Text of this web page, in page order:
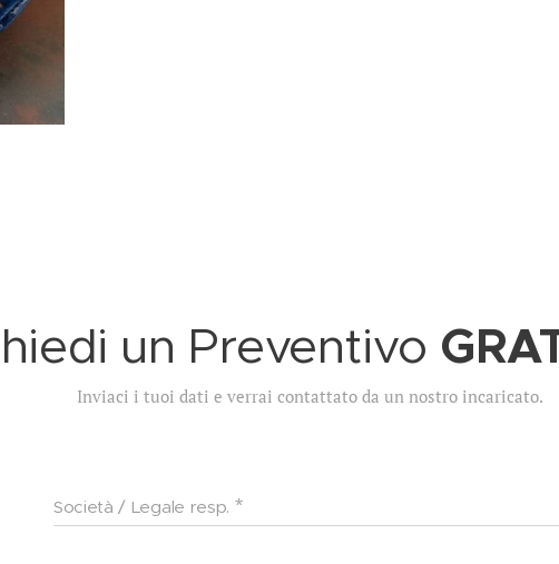
un Preventivo
Inviaci i tuoi dati e verrai contattato da un nostro incaricato.
Società / Legale resp.